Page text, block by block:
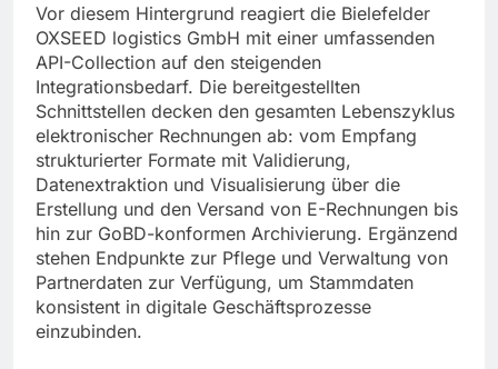
Vor diesem Hintergrund reagiert die Bielefelder
OXSEED logistics GmbH mit einer umfassenden
API-Collection auf den steigenden
Integrationsbedarf. Die bereitgestellten
Schnittstellen decken den gesamten Lebenszyklus
elektronischer Rechnungen ab: vom Empfang
strukturierter Formate mit Validierung,
Datenextraktion und Visualisierung über die
Erstellung und den Versand von E-Rechnungen bis
hin zur GoBD-konformen Archivierung. Ergänzend
stehen Endpunkte zur Pflege und Verwaltung von
Partnerdaten zur Verfügung, um Stammdaten
konsistent in digitale Geschäftsprozesse
einzubinden.